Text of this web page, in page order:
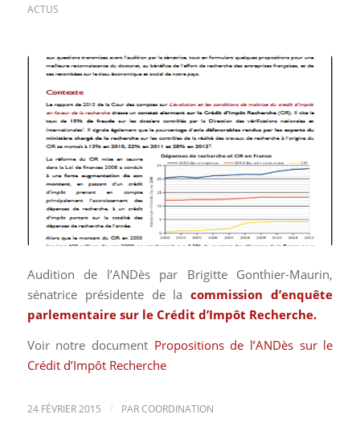
ACTUS
Audition de l’ANDès par Brigitte Gonthier-Maurin,
sénatrice présidente de lacommission d’enquête
parlementaire sur le Crédit d’Impôt Recherche.
Voir notre document Propositions de l’ANDès sur le
Crédit d’Impôt Recherche
24 FÉVRIER 2015 / PARCOORDINATION